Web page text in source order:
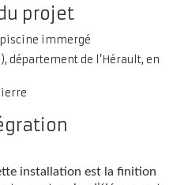
projet
immergé
département de l’Hérault, en
installation est la finition